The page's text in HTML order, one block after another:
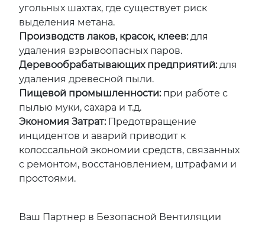
угольных шахтах, где существует риск
выделения метана.
Производств лаков, красок, клеев:для
удаления взрывоопасных паров.
Деревообрабатывающих предприятий:для
удаления древесной пыли.
Пищевой промышленности:при работе с
пылью муки, сахара и т.д.
Экономия Затрат:Предотвращение
инцидентов и аварий приводит к
колоссальной экономии средств, связанных
с ремонтом, восстановлением, штрафами и
простоями.
Ваш Партнер в Безопасной Вентиляции